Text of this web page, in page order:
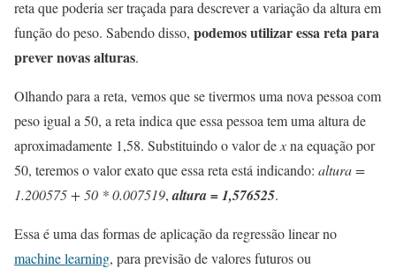
reta que poderia ser traçada para descrever a variação da altura em
função do peso. Sabendo disso, podemos utilizar essa reta para
prever novas alturas.
Olhando para a reta, vemos que se tivermos uma nova pessoa com
peso igual a 50, a reta indica que essa pessoa tem uma altura de
aproximadamente 1,58. Substituindo o valor dexna equação por
50, teremos o valor exato que essa reta está indicando: altura =
1.200575 + 50 * 0.007519,altura = 1,576525.
Essa é uma das formas de aplicação da regressão linear no
machine learning, para previsão de valores futuros ou